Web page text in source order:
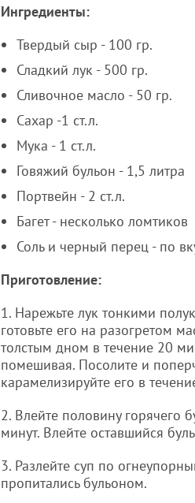
Ингредиенты:
Твердый сыр - 100 гр.
Сладкий лук - 500 гр.
Сливочное масло - 50 гр.
Сахар -1 ст.л.
Мука - 1 ст.л.
Говяжий бульон - 1,5 литра
Портвейн - 2 ст.л.
Багет - несколько ломтиков
Соль и черный перец - по
Приготовление:
1. Нарежьте лук тонкими
готовьте его на разогретом
толстым дном в течение 20
помешивая. Посолите и
карамелизируйте его в
2. Влейте половину горячего
минут. Влейте оставшийся
3. Разлейте суп по
пропитались бульоном.